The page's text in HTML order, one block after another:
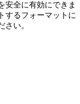
安全に有効にできま
するフォーマットに
さい。